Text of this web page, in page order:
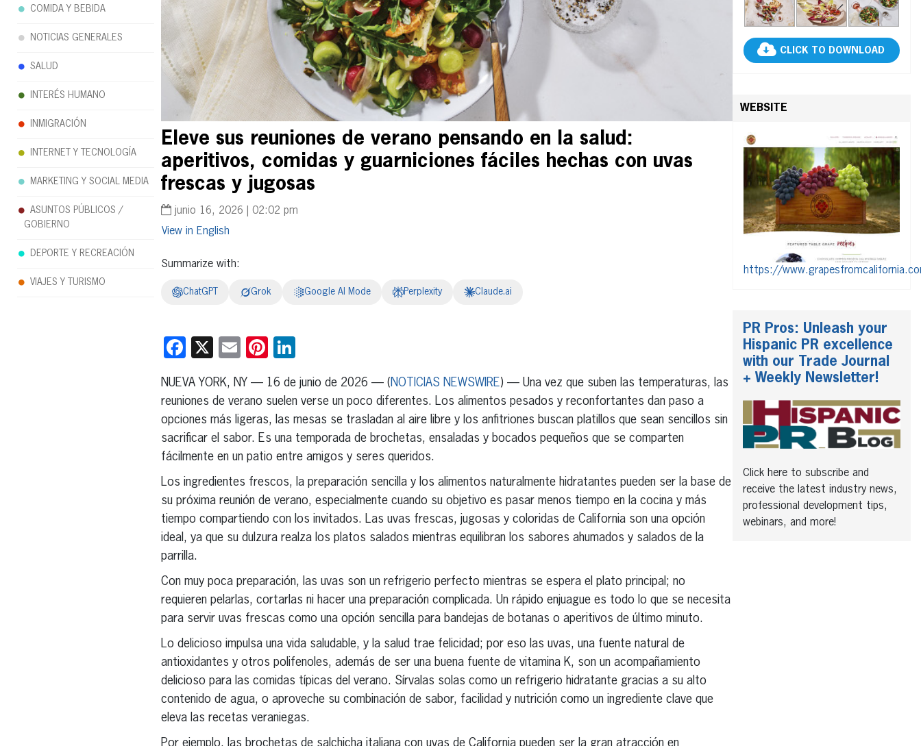
Eleve sus reuniones de verano pensando en la salud:
aperitivos, comidas y guarniciones fáciles hechas con uvas
frescas y jugosas
junio 16, 2026 | 02:02 pm
English
Summarize with:
ChatGPT Grok Google AI Mode Perplexity Claude.ai
Facebook
X EmailPinterest
NUEVA YORK, NY — 16 de junio de 2026 — (NOTICIAS NEWSWIRE) — Una vez que suben las temperaturas, las
reuniones de verano suelen verse un poco diferentes. Los alimentos pesados y reconfortantes dan paso a
opciones más ligeras, las mesas se trasladan al aire libre y los anfitriones buscan platillos que sean sencillos sin
sacrificar el sabor. Es una temporada de brochetas, ensaladas y bocados pequeños que se comparten
fácilmente en un patio entre amigos y seres queridos.
Los ingredientes frescos, la preparación sencilla y los alimentos naturalmente hidratantes pueden ser la base de
su próxima reunión de verano, especialmente cuando su objetivo es pasar menos tiempo en la cocina y más
tiempo compartiendo con los invitados. Las uvas frescas, jugosas y coloridas de California son una opción
ideal, ya que su dulzura realza los platos salados mientras equilibran los sabores ahumados y salados de la
parrilla.
Con muy poca preparación, las uvas son un refrigerio perfecto mientras se espera el plato principal; no
requieren pelarlas, cortarlas ni hacer una preparación complicada. Un rápido enjuague es todo lo que se necesita
para servir uvas frescas como una opción sencilla para bandejas de botanas o aperitivos de último minuto.
Lo delicioso impulsa una vida saludable, y la salud trae felicidad; por eso las uvas, una fuente natural de
antioxidantes y otros polifenoles, además de ser una buena fuente de vitamina K, son un acompañamiento
delicioso para las comidas típicas del verano. Sírvalas solas como un refrigerio hidratante gracias a su alto
contenido de agua, o aproveche su combinación de sabor, facilidad y nutrición como un ingrediente clave que
eleva las recetas veraniegas.
Por ejemplo, las brochetas de salchicha italiana con uvas de California pueden ser la gran atracción en
CLICK TO DOWNLOAD
WEBSITE
https://
PR Pros: Unleash your
Hispanic PR excellence
with our Trade Journal
+ Weekly Newsletter!
Click here to subscribe and
receive the latest industry news,
professional development tips,
webinars, and more!
COMIDA Y BEBIDA
NOTICIAS GENERALES
SALUD
INTERÉS HUMANO
INMIGRACIÓN
INTERNET Y TECNOLOGÍA
MARKETING Y SOCIAL MEDIA
ASUNTOS PÚBLICOS /
GOBIERNO
DEPORTE Y RECREACIÓN
VIAJES Y TURISMO